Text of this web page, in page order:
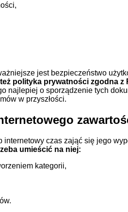
jest bezpieczeństwo
polityka prywatności zgodna z
najlepiej o sporządzenie tych
w przyszłości.
czas zająć się jego
umieścić na niej:
kategorii,